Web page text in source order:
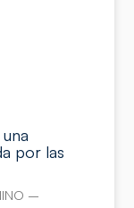
por las
–